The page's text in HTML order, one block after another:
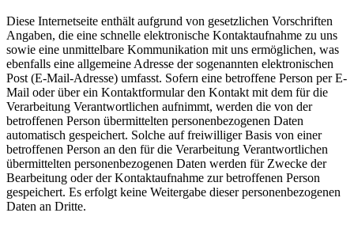
Diese Internetseite enthält aufgrund von gesetzlichen Vorschriften
Angaben, die eine schnelle elektronische Kontaktaufnahme zu uns
sowie eine unmittelbare Kommunikation mit uns ermöglichen, was
ebenfalls eine allgemeine Adresse der sogenannten elektronischen
Post (E-Mail-Adresse) umfasst. Sofern eine betroffene Person per E-
Mail oder über ein Kontaktformular den Kontakt mit dem für die
Verarbeitung Verantwortlichen aufnimmt, werden die von der
betroffenen Person übermittelten personenbezogenen Daten
automatisch gespeichert. Solche auf freiwilliger Basis von einer
betroffenen Person an den für die Verarbeitung Verantwortlichen
übermittelten personenbezogenen Daten werden für Zwecke der
Bearbeitung oder der Kontaktaufnahme zur betroffenen Person
gespeichert. Es erfolgt keine Weitergabe dieser personenbezogenen
Daten an Dritte.